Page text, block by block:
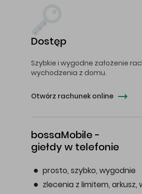
Dostęp
Szybkie i wygodne założenie
wychodzenia z domu.
Otwórz rachunek online
bossaMobile -
giełdy w telefonie
prosto, szybko, wygodnie
zlecenia z limitem, arkusz,